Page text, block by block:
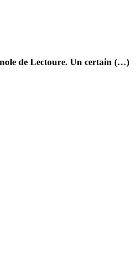
de Lectoure. Un certain (…)